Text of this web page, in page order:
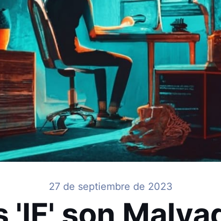
27 de septiembre de 2023